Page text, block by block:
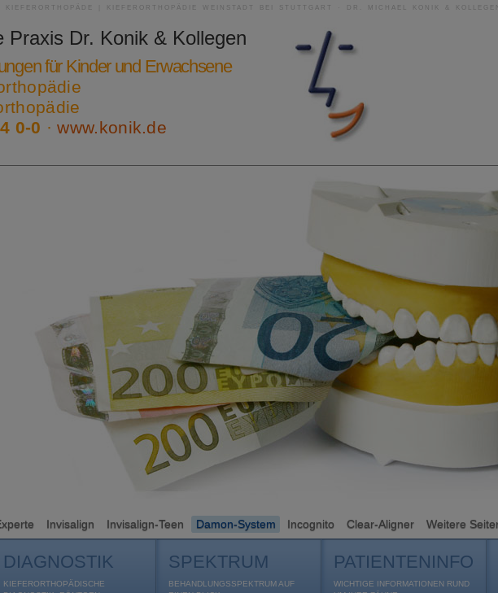
KIEFERORTHOPÄDE | KIEFERORTHOPÄDIE WEINSTADT BEI STUTTGART · DR. MICHAEL KONIK & KOLLEGEN
Praxis Dr. Konik & Kollegen
für Kinder und Erwachsene
0-0 ·www.konik.de
Invisalign Invisalign-Teen Damon-System Incognito Clear-Aligner Weitere
DIAGNOSTIK
KIEFERORTHOPÄDISCHE
SPEKTRUM
BEHANDLUNGSSPEKTRUM AUF
PATIENTENINFO
WICHTIGE INFORMATIONEN RUND